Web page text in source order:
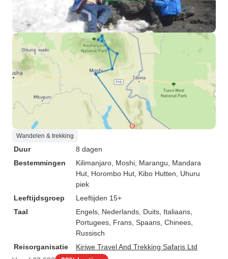
Wandelen & trekking
Duur
8 dagen
Bestemmingen
Kilimanjaro , Moshi , Marangu , Mandara
Hut , Horombo Hut , Kibo Hutten , Uhuru
piek
Leeftijdsgroep
Leeftijden 15+
Taal
Engels, Nederlands, Duits, Italiaans,
Portugees, Frans, Spaans, Chinees,
Russisch
Reisorganisatie
Kiriwe Travel And Trekking Safaris Ltd